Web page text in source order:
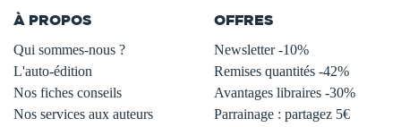
À PROPOS
Qui sommes-nous ?
L'auto-édition
Nos fiches conseils
Nos services aux auteurs
OFFRES
Newsletter -10%
Remises quantités -42%
Avantages libraires -30%
Parrainage : partagez 5€